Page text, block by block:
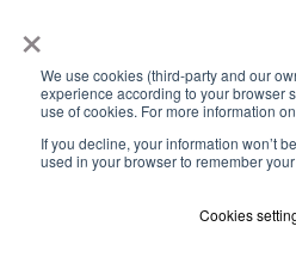
×
We use cookies (third-party and our
experience according to your browser
use of cookies. For more information
If you decline, your information won’t
used in your browser to remember
Cookies